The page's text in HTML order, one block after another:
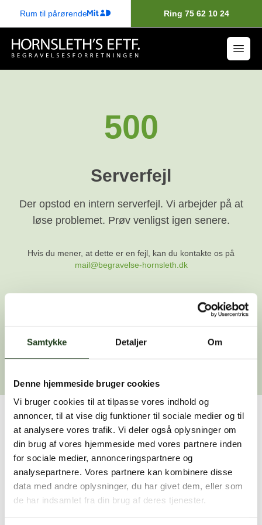
Samtykke Detaljer Om
Denne hjemmeside bruger cookies
Vi bruger cookies til at tilpasse vores indhold og
annoncer, til at vise dig funktioner til sociale medier og til
at analysere vores trafik. Vi deler også oplysninger om
din brug af vores hjemmeside med vores partnere inden
for sociale medier, annonceringspartnere og
analysepartnere. Vores partnere kan kombinere disse
data med andre oplysninger, du har givet dem, eller som
de har indsamlet fra din brug af deres tjenester.
Rum til pårørende Ring 75 62 10 24
500
Serverfejl
Der opstod en intern serverfejl. Vi arbejder på at
løse problemet. Prøv venligst igen senere.
Hvis du mener, at dette er en fejl, kan du kontakte os på
mail@begravelse-hornsleth.dk
Gå tilbage
Har du brug for hjælp?
Vi er her for at hjælpe dig. Du er velkommen til at kontakte
os, hvis du har spørgsmål eller brug for assistance.
59 45 10 14
Find nærmeste afdeling